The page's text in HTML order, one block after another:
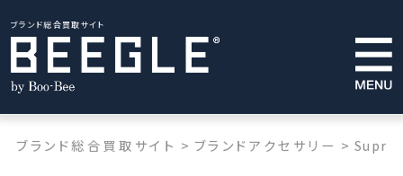
ブランド総合買取サイト
ブランド総合買取サイト > ブランドアクセサリー >